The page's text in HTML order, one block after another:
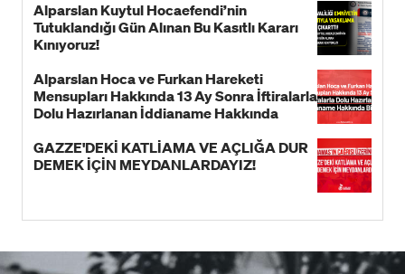
Alparslan Kuytul Hocaefendi’nin
Tutuklandığı Gün Alınan Bu Kasıtlı Kararı
Kınıyoruz!
Alparslan Hoca ve Furkan Hareketi
Mensupları Hakkında 13 Ay Sonra İftiralarla
Dolu Hazırlanan İddianame Hakkında
GAZZE'DEKİ KATLİAMA VE AÇLIĞA DUR
DEMEK İÇİN MEYDANLARDAYIZ!